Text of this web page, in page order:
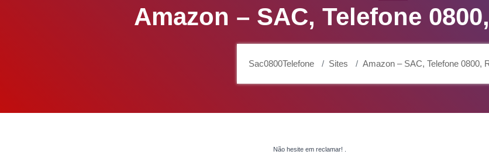
Amazon – SAC, Telefone
Sac0800Telefone Sites Amazon – SAC, Telefone 0800,
Não hesite em reclamar!